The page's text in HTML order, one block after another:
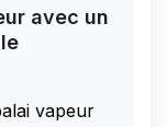
avec un
vapeur